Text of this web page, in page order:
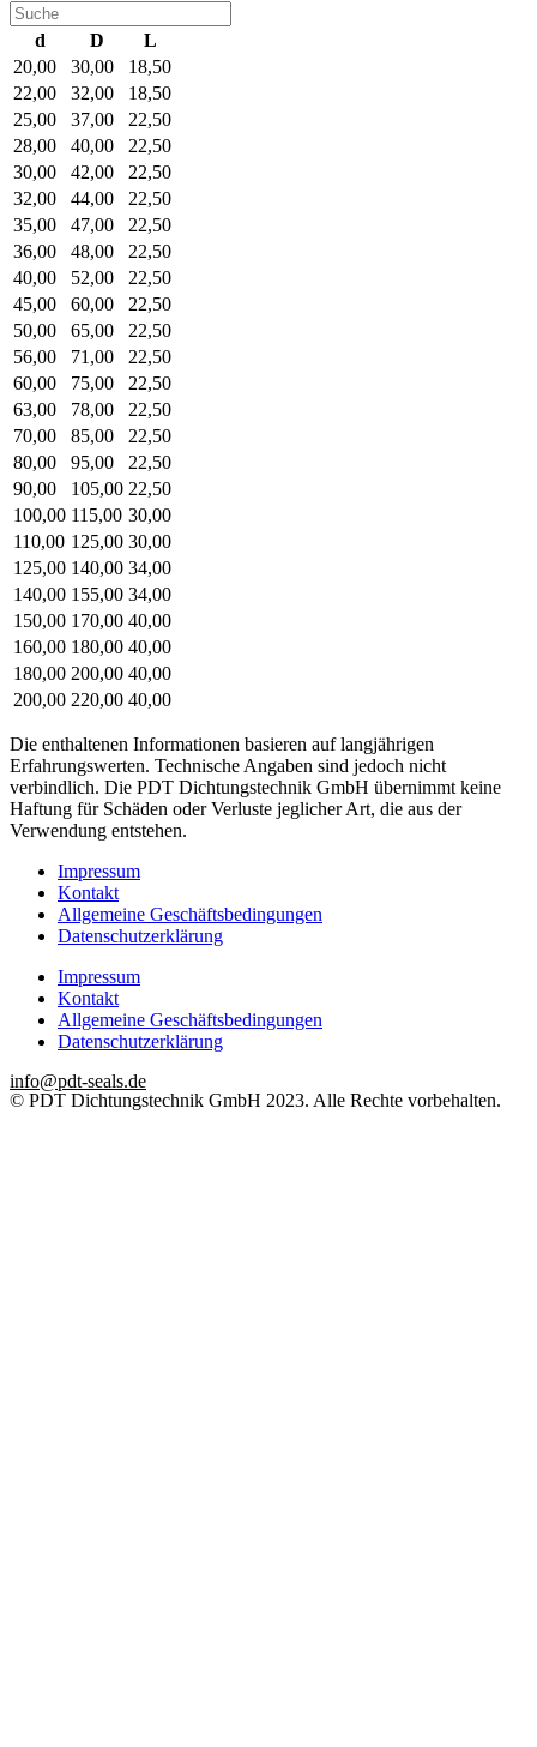
d D
L
20,00
30,00
18,50
22,00
32,00
18,50
25,00
37,00
22,50
28,00
40,00
22,50
30,00
42,00
22,50
32,00
44,00
22,50
35,00
47,00
22,50
36,00
48,00
22,50
40,00
52,00
22,50
45,00
60,00
22,50
50,00
65,00
22,50
56,00
71,00
22,50
60,00
75,00
22,50
63,00
78,00
22,50
70,00
85,00
22,50
80,00
95,00
22,50
90,00
105,00 22,50
100,00 115,00 30,00
110,00 125,00 30,00
125,00 140,00 34,00
140,00 155,00 34,00
150,00 170,00 40,00
160,00 180,00 40,00
180,00 200,00 40,00
200,00 220,00 40,00
Die enthaltenen Informationen basieren auf langjährigen
Erfahrungswerten. Technische Angaben sind jedoch nicht
verbindlich. Die PDT Dichtungstechnik GmbH übernimmt keine
Haftung für Schäden oder Verluste jeglicher Art, die aus der
Verwendung entstehen.
Impressum
Kontakt
Allgemeine Geschäftsbedingungen
Datenschutzerklärung
Impressum
Kontakt
Allgemeine Geschäftsbedingungen
Datenschutzerklärung
info@pdt-seals.de
© PDT Dichtungstechnik GmbH 2023. Alle Rechte vorbehalten.